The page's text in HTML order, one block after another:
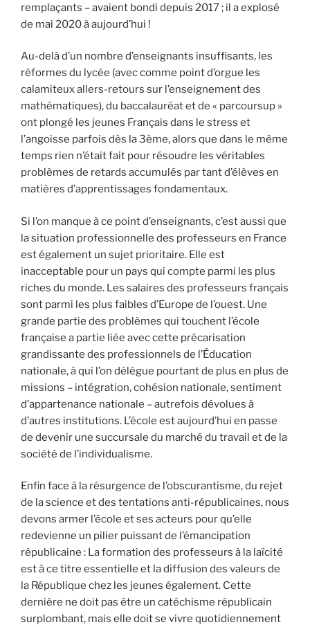
remplaçants – avaient bondi depuis 2017 ; il a explosé
de mai 2020 à aujourd’hui !
Au-delà d’un nombre d’enseignants insuffisants, les
réformes du lycée (avec comme point d’orgue les
calamiteux allers-retours sur l’enseignement des
mathématiques), du baccalauréat et de « parcoursup »
ont plongé les jeunes Français dans le stress et
l’angoisse parfois dès la 3ème, alors que dans le même
temps rien n’était fait pour résoudre les véritables
problèmes de retards accumulés par tant d’élèves en
matières d’apprentissages fondamentaux.
Si l’on manque à ce point d’enseignants, c’est aussi que
la situation professionnelle des professeurs en France
est également un sujet prioritaire. Elle est
inacceptable pour un pays qui compte parmi les plus
riches du monde. Les salaires des professeurs français
sont parmi les plus faibles d’Europe de l’ouest. Une
grande partie des problèmes qui touchent l’école
française a partie liée avec cette précarisation
grandissante des professionnels de l’Éducation
nationale, à qui l’on délègue pourtant de plus en plus de
missions – intégration, cohésion nationale, sentiment
d’appartenance nationale – autrefois dévolues à
d’autres institutions. L’école est aujourd’hui en passe
de devenir une succursale du marché du travail et de la
société de l’individualisme.
Enfin face à la résurgence de l’obscurantisme, du rejet
de la science et des tentations anti-républicaines, nous
devons armer l’école et ses acteurs pour qu’elle
redevienne un pilier puissant de l’émancipation
républicaine : La formation des professeurs à la laïcité
est à ce titre essentielle et la diffusion des valeurs de
la République chez les jeunes également. Cette
dernière ne doit pas être un catéchisme républicain
surplombant, mais elle doit se vivre quotidiennement